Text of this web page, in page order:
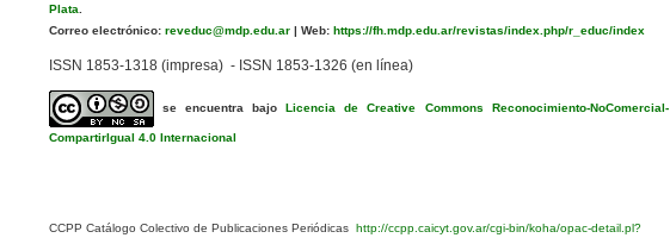
Plata
Correo electrónico:reveduc@mdp.edu.ar| Web:https://fh.mdp.edu.ar/revistas/index.php/r_educ/index
ISSN 1853-1318 (impresa) - ISSN 1853-1326 (en línea)
se encuentra bajoLicencia de Creative Commons Reconocimiento-NoComercial-
CompartirIgual 4.0 Internacional
CCPP Catálogo Colectivo de Publicaciones Periódicas http://ccpp.caicyt.gov.ar/cgi-bin/koha/opac-detail.pl?